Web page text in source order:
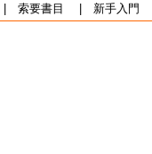
索要書目 新手入門